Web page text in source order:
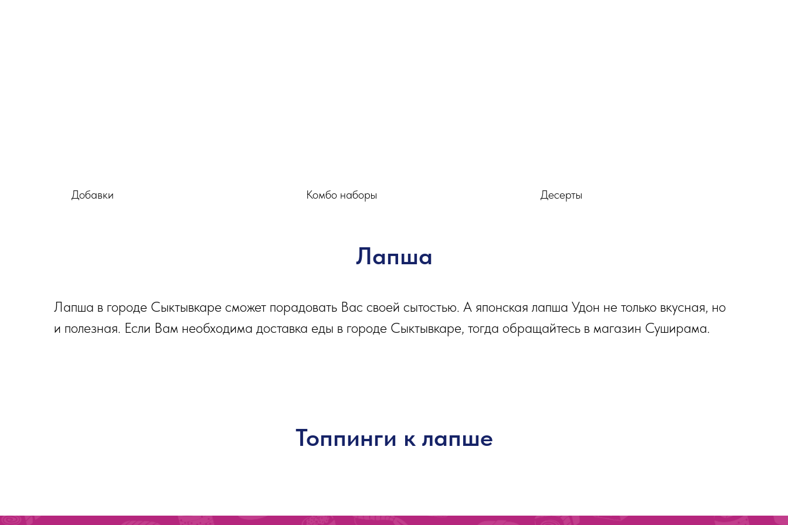
Добавки Комбо наборы Десерты
Лапша
Лапша в городе Сыктывкаре сможет порадовать Вас своей сытостью. А японская лапша Удон не только вкусная, но
и полезная. Если Вам необходима доставка еды в городе Сыктывкаре, тогда обращайтесь в магазин Суширама.
Топпинги к лапше